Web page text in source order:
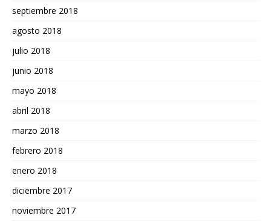
septiembre 2018
agosto 2018
julio 2018
junio 2018
mayo 2018
abril 2018
marzo 2018
febrero 2018
enero 2018
diciembre 2017
noviembre 2017